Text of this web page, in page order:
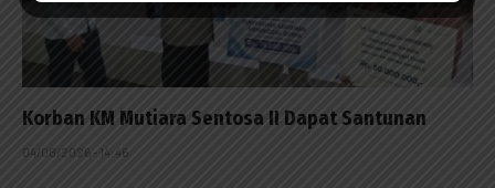
Korban KM Mutiara Sentosa II Dapat Santunan
04/08/2026 - 14:46